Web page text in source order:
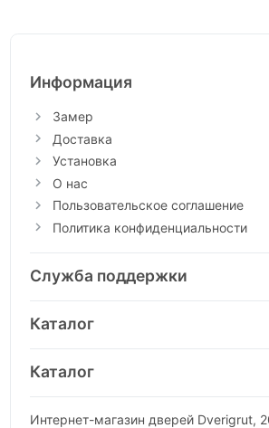
Информация
Замер
Доставка
Установка
О нас
Пользовательское соглашение
Политика конфиденциальности
Служба поддержки
Каталог
Каталог
Интернет-магазин дверей Dverigrut,